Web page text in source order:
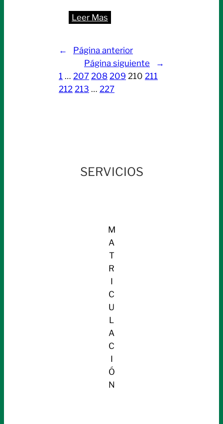
Leer Mas
atención
médica
domiciliaria
←
Página anterior
Página siguiente
→
1 … 207 208 209 210 211
212 213 … 227
SERVICIOS
M
A
T
R
I
C
U
L
A
C
I
Ó
N